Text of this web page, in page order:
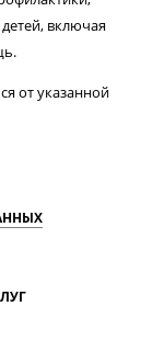
включая
от указанной